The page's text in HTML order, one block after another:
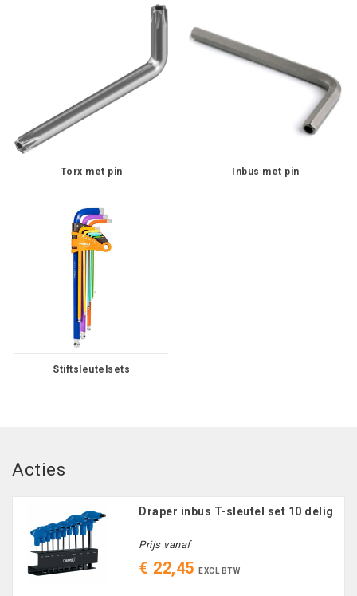
Torx met pin Inbus met pin
Stiftsleutelsets
Acties
Draper inbus T-sleutel set 10 delig
Prijs vanaf
€ 22,45 EXCL BTW